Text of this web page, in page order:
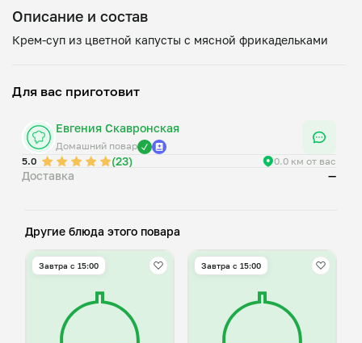
Описание и состав
Для вас приготовит
Евгения Скавронская
Домашний повар
5.0
(23) 0.0 км от вас
Доставка —
Другие блюда этого повара
Завтра c 15:00 Завтра c 15:00